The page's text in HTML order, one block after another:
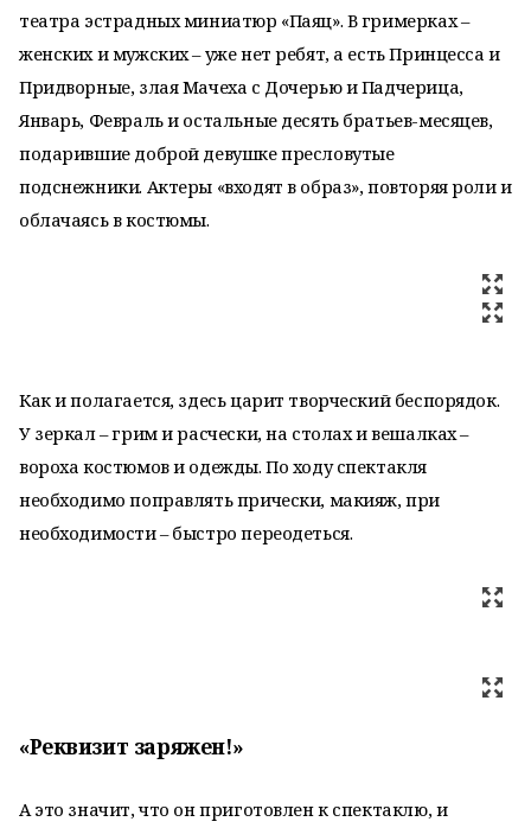
театра эстрадных миниатюр «Паяц». В гримерках –
женских и мужских – уже нет ребят, а есть Принцесса и
Придворные, злая Мачеха с Дочерью и Падчерица,
Январь, Февраль и остальные десять братьев-месяцев,
подарившие доброй девушке пресловутые
подснежники. Актеры «входят в образ», повторяя роли и
облачаясь в костюмы.
Как и полагается, здесь царит творческий беспорядок.
У зеркал – грим и расчески, на столах и вешалках –
вороха костюмов и одежды. По ходу спектакля
необходимо поправлять прически, макияж, при
необходимости – быстро переодеться.
«Реквизит заряжен!»
А это значит, что он приготовлен к спектаклю, и